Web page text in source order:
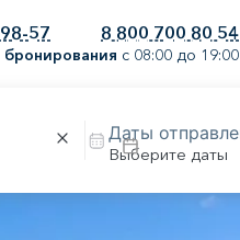
57 8 800 700 80 54
с 08:00 до 19:00
Выберите даты